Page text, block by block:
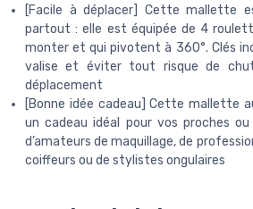
[Facile à déplacer] Cette mallette
partout : elle est équipée de 4
monter et qui pivotent à 360°. Clés
valise et éviter tout risque de
déplacement
[Bonne idée cadeau] Cette mallette
un cadeau idéal pour vos proches ou
d’amateurs de maquillage, de
coiffeurs ou de stylistes ongulaires